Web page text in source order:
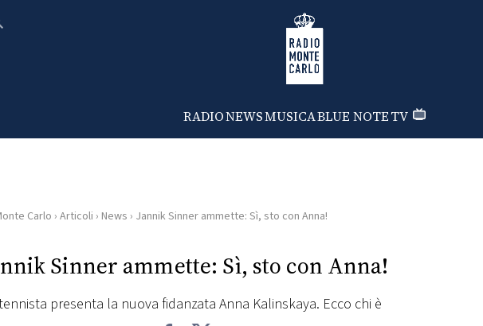
Radio Monte Carlo
RADIONEWSMUSICABLUE NOTETV
Carlo › Articoli › News › Jannik Sinner ammette: Sì, sto con Anna!
Sinner ammette: Sì, sto con Anna!
presenta la nuova fidanzata Anna Kalinskaya. Ecco chi è